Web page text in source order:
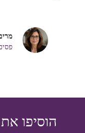
הוסיפו